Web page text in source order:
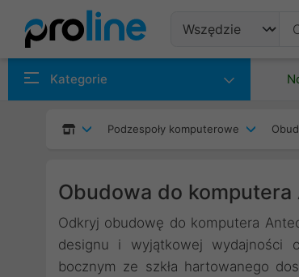
Kategorie
Podzespoły komputerowe
Obudowa do komputera
Odkryj obudowę do komputera
designu i wyjątkowej wydajności
bocznym ze szkła hartowanego